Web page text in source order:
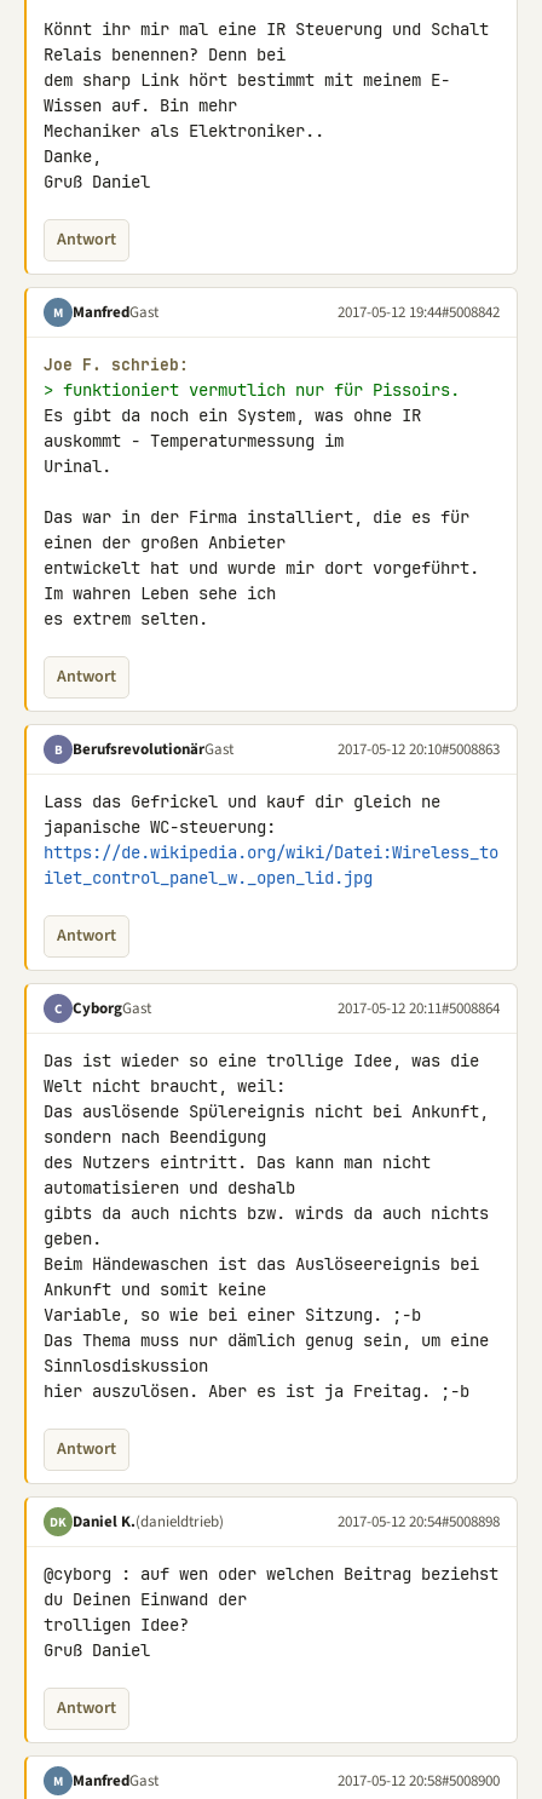
Könnt ihr mir mal eine IR Steuerung und Schalt
Relais benennen? Denn bei
dem sharp Link hört bestimmt mit meinem E-
Wissen auf. Bin mehr
Mechaniker als Elektroniker..
Danke,
Gruß Daniel
Antwort
M ManfredGast 2017-05-12 19:44#5008842
Joe F. schrieb:
> funktioniert vermutlich nur für Pissoirs.
Es gibt da noch ein System, was ohne IR
auskommt - Temperaturmessung im
Urinal.
Das war in der Firma installiert, die es für
einen der großen Anbieter
entwickelt hat und wurde mir dort vorgeführt.
Im wahren Leben sehe ich
es extrem selten.
Antwort
B BerufsrevolutionärGast 2017-05-12 20:10#5008863
Lass das Gefrickel und kauf dir gleich ne
https://de.wikipedia.org/wiki/Datei:Wireless_to
ilet_control_panel_w._open_lid.jpg
Antwort
C CyborgGast 2017-05-12 20:11#5008864
Das ist wieder so eine trollige Idee, was die
Welt nicht braucht, weil:
Das auslösende Spülereignis nicht bei Ankunft,
sondern nach Beendigung
des Nutzers eintritt. Das kann man nicht
automatisieren und deshalb
gibts da auch nichts bzw. wirds da auch nichts
geben.
Beim Händewaschen ist das Auslöseereignis bei
Ankunft und somit keine
Variable, so wie bei einer Sitzung. ;-b
Das Thema muss nur dämlich genug sein, um eine
Sinnlosdiskussion
hier auszulösen. Aber es ist ja Freitag. ;-b
Antwort
DK Daniel K.(danieldtrieb) 2017-05-12 20:54#5008898
@cyborg : auf wen oder welchen Beitrag beziehst
du Deinen Einwand der
trolligen Idee?
Gruß Daniel
Antwort
M ManfredGast 2017-05-12 20:58#5008900